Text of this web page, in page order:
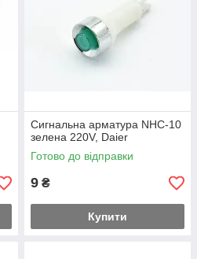
Сигнальна арматура NHC-10
зелена 220V, Daier
Готово до відправки
9 ₴
Купити